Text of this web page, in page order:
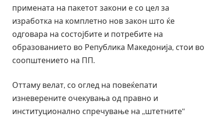
примената на пакетот закони е со цел за
изработка на комплетно нов закон што ќе
одговара на состојбите и потребите на
образованието во Република Македонија, стои во
соопштението на ПП.
Оттаму велат, со оглед на повеќепати
изневерените очекувања од правно и
институционално спречување на „штетните“